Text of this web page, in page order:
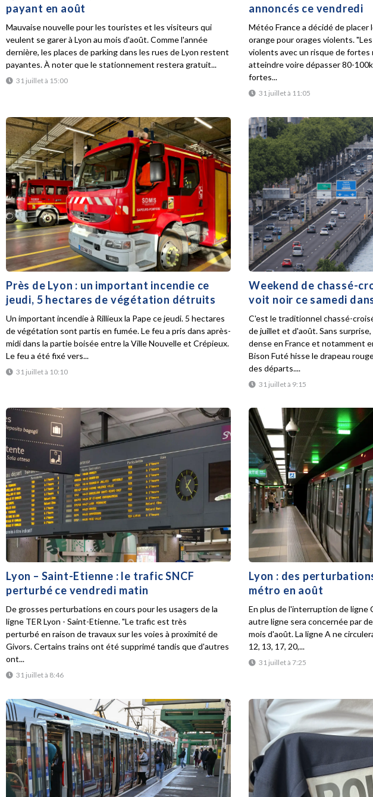
payant en août
31 juillet à 15:00
Mauvaise nouvelle pour les touristes et les visiteurs qui
veulent se garer à Lyon au mois d'août. Comme l'année
dernière, les places de parking dans les rues de Lyon restent
payantes. À noter que le stationnement restera gratuit...
annoncés ce vendredi
31 juillet à 11:05
Météo France a décidé de placer
orange pour orages violents.
violents avec un risque de
atteindre voire dépasser 80-
fortes...
Près de Lyon : un important incendie ce
jeudi, 5 hectares de végétation détruits
31 juillet à 10:10
Un important incendie à Rillieux la Pape ce jeudi. 5 hectares
de végétation sont partis en fumée. Le feu a pris dans après-
midi dans la partie boisée entre la Ville Nouvelle et Crépieux.
Le feu a été fixé vers...
Weekend de chassé-
voit noir ce samedi
31 juillet à 9:15
C'est le traditionnel chassé-
de juillet et d'août. Sans
dense en France et notamment
Bison Futé hisse le drapeau
des départs....
Lyon – Saint-Etienne : le trafic SNCF
perturbé ce vendredi matin
31 juillet à 8:46
De grosses perturbations en cours pour les usagers de la
ligne TER Lyon - Saint-Etienne. "Le trafic est très
perturbé en raison de travaux sur les voies à proximité de
Givors. Certains trains ont été supprimé tandis que d'autres
ont...
Lyon : des
métro en août
31 juillet à 7:25
En plus de l'interruption de ligne
autre ligne sera concernée par
mois d'août. La ligne A ne
12, 13, 17, 20,...